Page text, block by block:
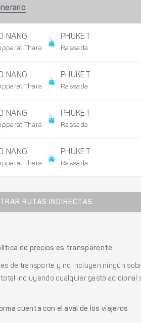
NANG
Thara
PHUKET
Rassada
NANG
Thara
PHUKET
Rassada
NANG
Thara
PHUKET
Rassada
NANG
Thara
PHUKET
Rassada
RUTAS INDIRECTAS
de precios es transparente
de transporte y no incluyen ningún
incluyendo cualquier gasto adicional
cuenta con el aval de los viajeros